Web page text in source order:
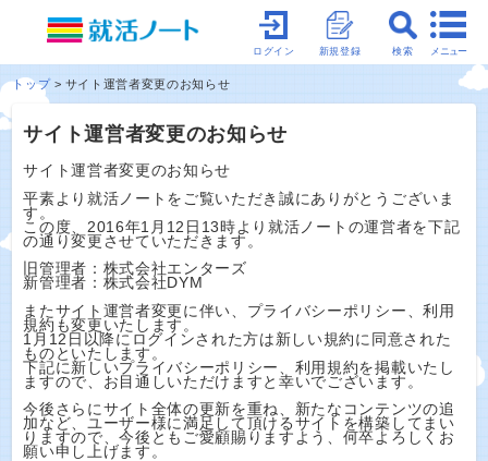
メニュー
検索
新規登録
ログイン
トップ サイト運営者変更のお知らせ
サイト運営者変更のお知らせ
サイト運営者変更のお知らせ
平素より就活ノートをご覧いただき誠にありがとうございま
す。
この度、2016年1月12日13時より就活ノートの運営者を下記
の通り変更させていただきます。
旧管理者：株式会社エンターズ
新管理者：株式会社DYM
またサイト運営者変更に伴い、プライバシーポリシー、利用
規約も変更いたします。
1月12日以降にログインされた方は新しい規約に同意された
ものといたします。
下記に新しいプライバシーポリシー、利用規約を掲載いたし
ますので、お目通しいただけますと幸いでございます。
今後さらにサイト全体の更新を重ね、新たなコンテンツの追
加など、ユーザー様に満足して頂けるサイトを構築してまい
りますので、今後ともご愛顧賜りますよう、何卒よろしくお
願い申し上げます。